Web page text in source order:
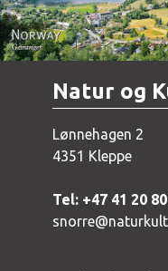
Natur og
Lønnehagen 2
4351 Kleppe
Tel: +47 41 20